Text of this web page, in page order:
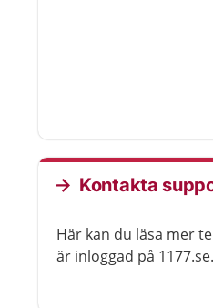
Kontakta
Här kan du läsa mer
är inloggad på 1177.se.